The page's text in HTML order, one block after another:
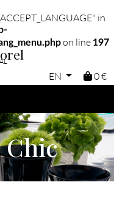
in
on line 197
EN 0 €
Chic